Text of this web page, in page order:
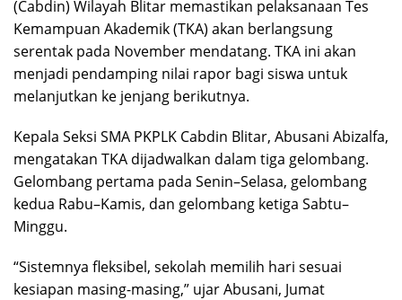
(Cabdin) Wilayah Blitar memastikan pelaksanaan Tes
Kemampuan Akademik (TKA) akan berlangsung
serentak pada November mendatang. TKA ini akan
menjadi pendamping nilai rapor bagi siswa untuk
melanjutkan ke jenjang berikutnya.
Kepala Seksi SMA PKPLK Cabdin Blitar, Abusani Abizalfa,
mengatakan TKA dijadwalkan dalam tiga gelombang.
Gelombang pertama pada Senin–Selasa, gelombang
kedua Rabu–Kamis, dan gelombang ketiga Sabtu–
Minggu.
“Sistemnya fleksibel, sekolah memilih hari sesuai
kesiapan masing-masing,” ujar Abusani, Jumat